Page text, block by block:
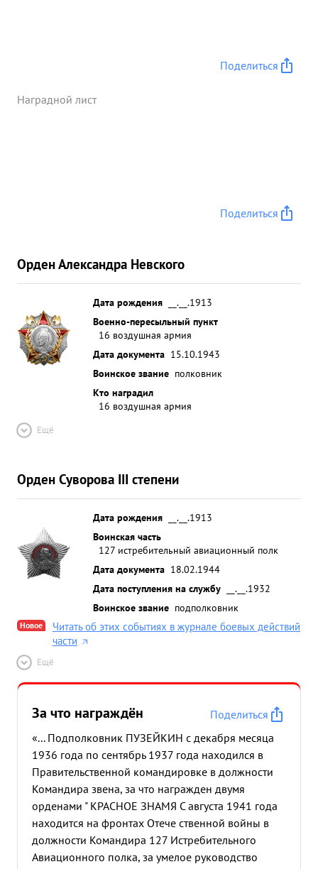
обеспечил отлично выполнить задачу. ...»Поделиться
Наградной лист
Поделиться
Орден Александра Невского
Дата рождения
__.__.1913
Военно-пересыльный пункт
16 воздушная армия
Дата документа 15.10.1943
Воинское звание полковник
Кто наградил
16 воздушная армия
Ещё
Орден Суворова III степени
Дата рождения
__.__.1913
Воинская часть
127 истребительный авиационный полк
Дата документа 18.02.1944
Дата поступления на службу
__.__.1932
Воинское звание подполковник
Новое
Читать об этих событиях в журнале боевых действий
части
Ещё
За что награждён
Поделиться
«... Подполковник ПУЗЕЙКИН с декабря месяца
1936 года по сентябрь 1937 года находился в
Правительственной командировке в должности
Командира звена, за что награжден двумя
орденами " КРАСНОЕ ЗНАМЯ С августа 1941 года
находится на фронтах Отече ственной войны в
должности Командира 127 Истребительного
Авиационного полка, за умелое руководство